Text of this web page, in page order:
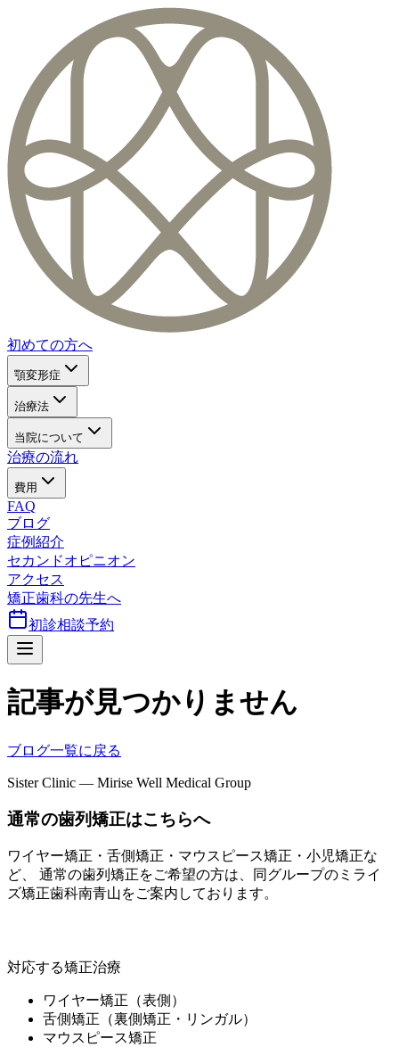
初めての方へ
顎変形症
治療法
当院について
治療の流れ
費用
FAQ
ブログ
症例紹介
セカンドオピニオン
アクセス
矯正歯科の先生へ
初診相談予約
記事が見つかりません
ブログ一覧に戻る
Sister Clinic — Mirise Well Medical Group
通常の歯列矯正はこちらへ
ワイヤー矯正・舌側矯正・マウスピース矯正・小児矯正な
ど、 通常の歯列矯正をご希望の方は、同グループの ミライ
ズ矯正歯科南青山をご案内しております。
対応する矯正治療
ワイヤー矯正（表側）
舌側矯正（裏側矯正・リンガル）
マウスピース矯正